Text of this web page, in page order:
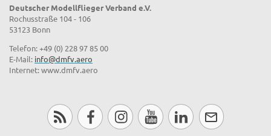
Deutscher Modellflieger Verband e.V.
Rochusstraße 104 - 106
53123 Bonn
Telefon: +49 (0) 228 97 85 00
E-Mail: info@dmfv.aero
Internet: www.dmfv.aero